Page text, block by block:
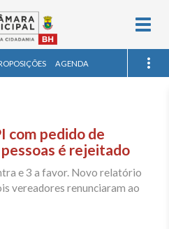
AGENDA
com pedido de
é rejeitado
e 3 a favor. Novo relatório
vereadores renunciaram ao